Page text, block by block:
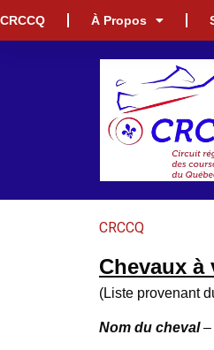
CRCCQ À Propos
CRCCQ
Chevaux à
(Liste provenant
Nom du cheval–